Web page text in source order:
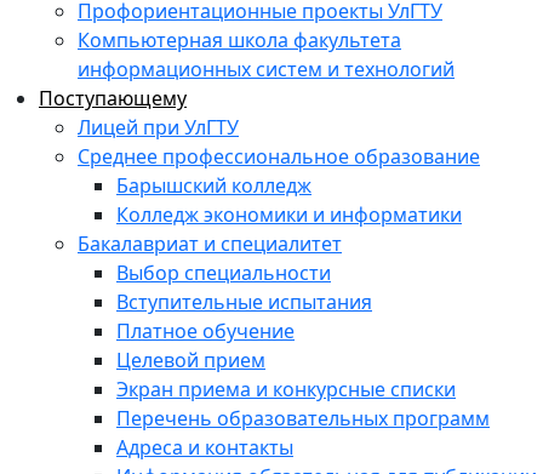
Профориентационные проекты УлГТУ
Компьютерная школа факультета
информационных систем и технологий
Поступающему
Лицей при УлГТУ
Среднее профессиональное образование
Барышский колледж
Колледж экономики и информатики
Бакалавриат и специалитет
Выбор специальности
Вступительные испытания
Платное обучение
Целевой прием
Экран приема и конкурсные списки
Перечень образовательных программ
Адреса и контакты